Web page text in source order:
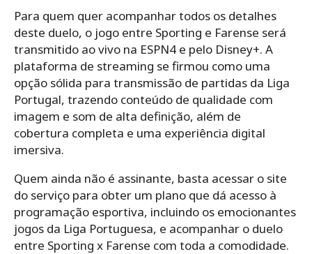
Para quem quer acompanhar todos os detalhes
deste duelo, o jogo entre Sporting e Farense será
transmitido ao vivo na ESPN4 e pelo Disney+. A
plataforma de streaming se firmou como uma
opção sólida para transmissão de partidas da Liga
Portugal, trazendo conteúdo de qualidade com
imagem e som de alta definição, além de
cobertura completa e uma experiência digital
imersiva.
Quem ainda não é assinante, basta acessar o site
do serviço para obter um plano que dá acesso à
programação esportiva, incluindo os emocionantes
jogos da Liga Portuguesa, e acompanhar o duelo
entre Sporting x Farense com toda a comodidade.